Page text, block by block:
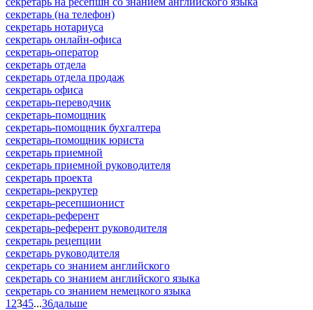
секретарь (на телефон)
секретарь нотариуса
секретарь онлайн-офиса
секретарь-оператор
секретарь отдела
секретарь отдела продаж
секретарь офиса
секретарь-переводчик
секретарь-помощник
секретарь-помощник бухгалтера
секретарь-помощник юриста
секретарь приемной
секретарь приемной руководителя
секретарь проекта
секретарь-рекрутер
секретарь-ресепшионист
секретарь-референт
секретарь-референт руководителя
секретарь рецепции
секретарь руководителя
секретарь со знанием английского
секретарь со знанием английского языка
секретарь со знанием немецкого языка
1 2345...36дальше